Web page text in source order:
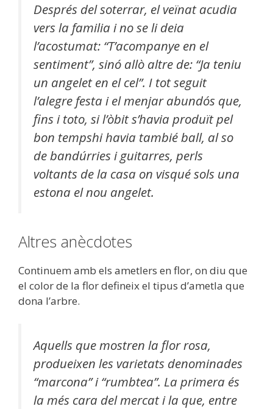
Després del soterrar, el veïnat acudia
vers la familia i no se li deia
l’acostumat: “T’acompanye en el
sentiment”, sinó allò altre de: “Ja teniu
un angelet en el cel”. I tot seguit
l’alegre festa i el menjar abundós que,
fins i toto, si l’òbit s’havia produït pel
bon tempshi havia tambié ball, al so
de bandúrries i guitarres, perls
voltants de la casa on visqué sols una
estona el nou angelet.
Altres anècdotes
Continuem amb els ametlers en flor, on diu que
el color de la flor defineix el tipus d’ametla que
dona l’arbre.
Aquells que mostren la flor rosa,
produeixen les varietats denominades
“marcona” i “rumbtea”. La primera és
la més cara del mercat i la que, entre